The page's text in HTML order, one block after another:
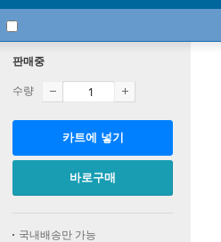
판매중
수량
카트에 넣기
바로구매
국내배송만 가능